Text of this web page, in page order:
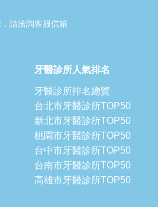
請洽詢客服信箱
牙醫診所人氣排名
牙醫診所排名總覽
台北市牙醫診所TOP50
新北市牙醫診所TOP50
桃園市牙醫診所TOP50
台中市牙醫診所TOP50
台南市牙醫診所TOP50
高雄市牙醫診所TOP50